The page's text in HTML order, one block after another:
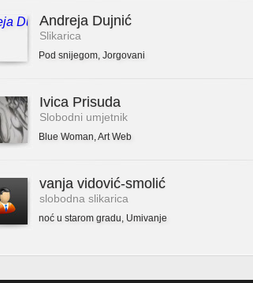
Andreja Dujnić
Slikarica
Pod snijegom, Jorgovani
Ivica Prisuda
Slobodni umjetnik
Blue Woman,Art Web
vanja vidović-smolić
slobodna slikarica
noć u starom gradu, Umivanje